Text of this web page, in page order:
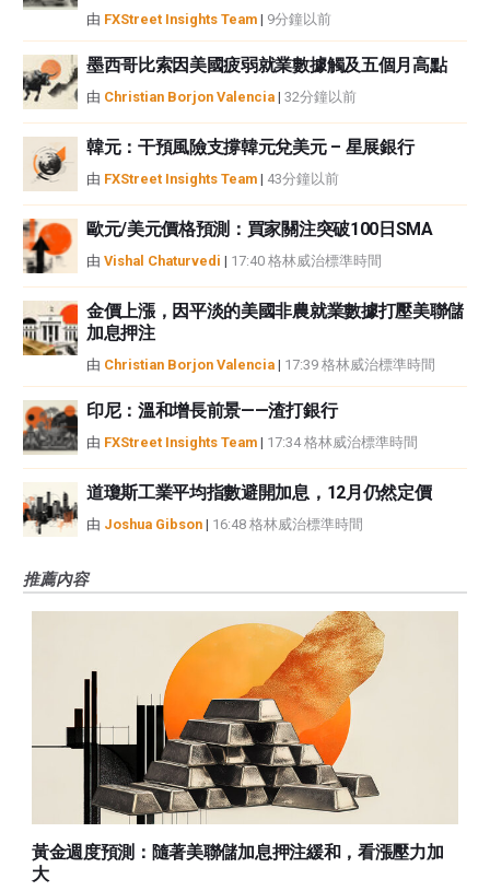
FXStreet並非註冊投資顧問，本文內容無意提供任何投資建議。
由 FXStreet Insights Team | 9分鐘以前
墨西哥比索因美國疲弱就業數據觸及五個月高點
由 Christian Borjon Valencia | 32分鐘以前
韓元：干預風險支撐韓元兌美元 – 星展銀行
由 FXStreet Insights Team | 43分鐘以前
歐元/美元價格預測：買家關注突破100日SMA
由 Vishal Chaturvedi | 17:40 格林威治標準時間
金價上漲，因平淡的美國非農就業數據打壓美聯儲
加息押注
由 Christian Borjon Valencia | 17:39 格林威治標準時間
印尼：溫和增長前景——渣打銀行
由 FXStreet Insights Team | 17:34 格林威治標準時間
道瓊斯工業平均指數避開加息，12月仍然定價
由 Joshua Gibson | 16:48 格林威治標準時間
推薦內容
黃金週度預測：隨著美聯儲加息押注緩和，看漲壓力加
大